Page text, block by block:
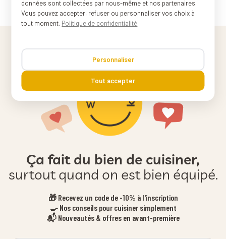
Ça fait du bien de cuisiner,
surtout quand on est bien équipé.
🎁 Recevez un code de -10% à l'inscription
🍳 Nos conseils pour cuisiner simplement
📬 Nouveautés & offres en avant-première
données sont collectées par nous-même et nos partenaires.
Vous pouvez accepter, refuser ou personnaliser vos choix à
tout moment. Politique de confidentialité
Personnaliser
Tout accepter